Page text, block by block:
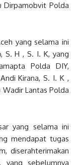
Dirpamobvit Polda
yang selama ini
S. H , S. I. K, yang
Polda DIY,
Kirana, S. I. K ,
Lantas Polda
yang selama ini
mendapat tugas
diserahterimakan
yang sebelumnya